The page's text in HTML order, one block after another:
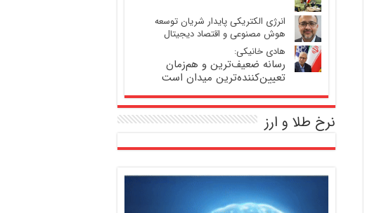
انرژی الکتریکی پایدار شریان توسعه
هوش مصنوعی و اقتصاد دیجیتال
هادی خانیکی:
رسانه ضعیف‌ترین و هم‌زمان
تعیین‌کننده‌ترین میدان است
نرخ طلا و ارز